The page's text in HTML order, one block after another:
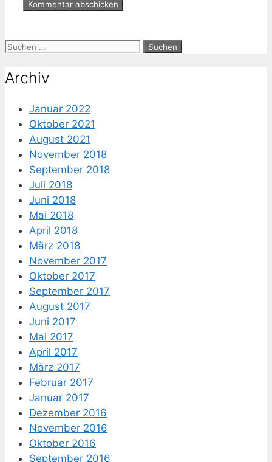
Suche
Archiv
Januar 2022
Oktober 2021
August 2021
November 2018
September 2018
Juli 2018
Juni 2018
Mai 2018
April 2018
März 2018
November 2017
Oktober 2017
September 2017
August 2017
Juni 2017
Mai 2017
April 2017
März 2017
Februar 2017
Januar 2017
Dezember 2016
November 2016
Oktober 2016
September 2016